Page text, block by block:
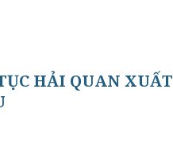
HẢI QUAN XUẤT